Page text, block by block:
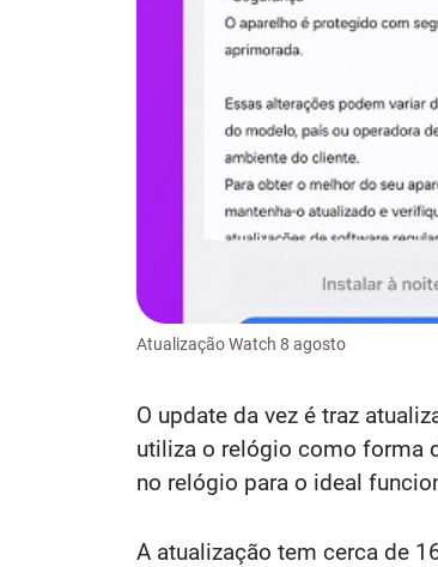
Atualização Watch 8 agosto
O update da vez é traz
utiliza o relógio como forma
no relógio para o ideal
A atualização tem cerca de